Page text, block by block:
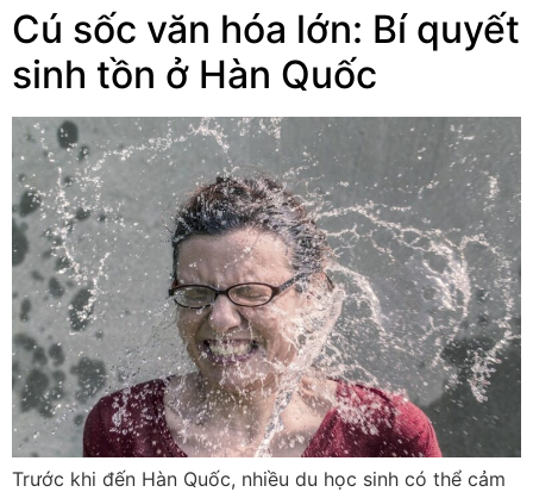
Cú sốc văn hóa lớn: Bí quyết
sinh tồn ở Hàn Quốc
Trước khi đến Hàn Quốc, nhiều du học sinh có thể cảm